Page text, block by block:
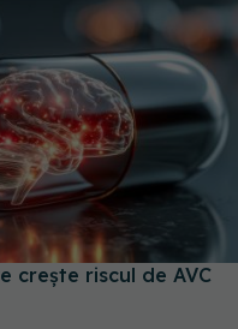
crește riscul de AVC